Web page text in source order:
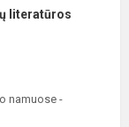
literatūros
namuose -